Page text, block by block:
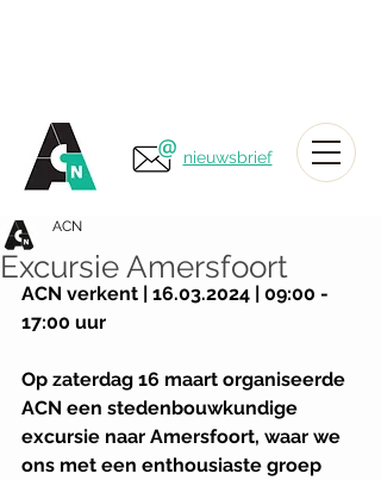
nieuwsbrief
Excursie Amersfoort
ACN
ACN verkent | 16.03.2024 | 09:00 -
17:00 uur
Op zaterdag 16 maart organiseerde
ACN een stedenbouwkundige
excursie naar Amersfoort, waar we
ons met een enthousiaste groep